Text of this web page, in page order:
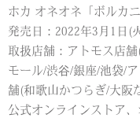
ホカ オネオネ「ボルカ
発売日：2022年3月1日(
取扱店舗：アトモス店
モール/渋谷/銀座/池袋/
舗(和歌山かつらぎ/大阪
公式オンラインストア